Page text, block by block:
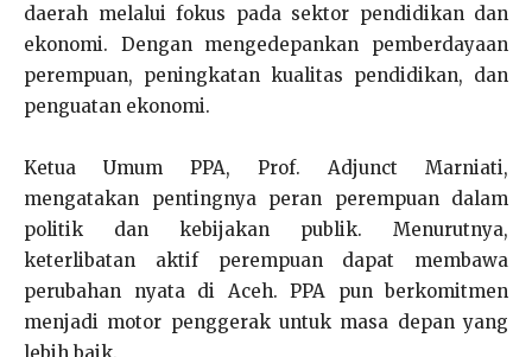
daerah melalui fokus pada sektor pendidikan dan
ekonomi. Dengan mengedepankan pemberdayaan
perempuan, peningkatan kualitas pendidikan, dan
penguatan ekonomi.
Ketua Umum PPA, Prof. Adjunct Marniati,
mengatakan pentingnya peran perempuan dalam
politik dan kebijakan publik. Menurutnya,
keterlibatan aktif perempuan dapat membawa
perubahan nyata di Aceh. PPA pun berkomitmen
menjadi motor penggerak untuk masa depan yang